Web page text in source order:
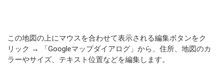
この地図の上にマウスを合わせて表示される編集ボタンをク
リック → 「Googleマップダイアログ」から、住所、地図のカ
ラーやサイズ、テキスト位置などを編集します。